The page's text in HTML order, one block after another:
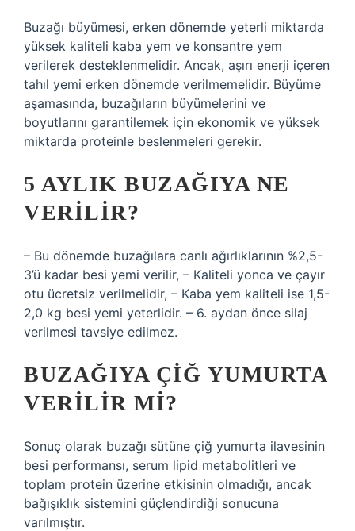
Buzağı büyümesi, erken dönemde yeterli miktarda
yüksek kaliteli kaba yem ve konsantre yem
verilerek desteklenmelidir. Ancak, aşırı enerji içeren
tahıl yemi erken dönemde verilmemelidir. Büyüme
aşamasında, buzağıların büyümelerini ve
boyutlarını garantilemek için ekonomik ve yüksek
miktarda proteinle beslenmeleri gerekir.
5 AYLIK BUZAĞIYA NE
VERILIR?
– Bu dönemde buzağılara canlı ağırlıklarının %2,5-
3’ü kadar besi yemi verilir, – Kaliteli yonca ve çayır
otu ücretsiz verilmelidir, – Kaba yem kaliteli ise 1,5-
2,0 kg besi yemi yeterlidir. – 6. aydan önce silaj
verilmesi tavsiye edilmez.
BUZAĞIYA ÇIĞ YUMURTA
VERILIR MI?
Sonuç olarak buzağı sütüne çiğ yumurta ilavesinin
besi performansı, serum lipid metabolitleri ve
toplam protein üzerine etkisinin olmadığı, ancak
bağışıklık sistemini güçlendirdiği sonucuna
varılmıştır.